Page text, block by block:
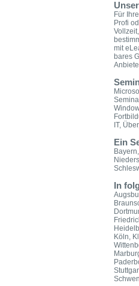
Für
Profi
mit
bares
IT,
Ein
In
Köln,